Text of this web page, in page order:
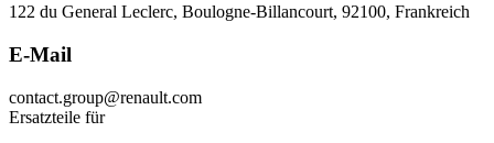
122 du General Leclerc, Boulogne-Billancourt, 92100, Frankreich
E-Mail
contact.group@renault.com
Ersatzteile für